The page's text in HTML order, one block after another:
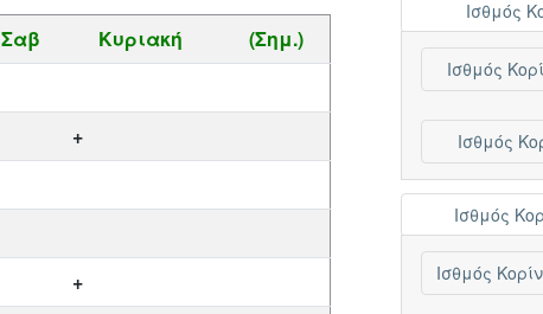
Σαβ Κυριακή
(Σημ.)
+
+
Ισθμός
Ισθμός
Ισθμός
Ισθμός
Ισθμός